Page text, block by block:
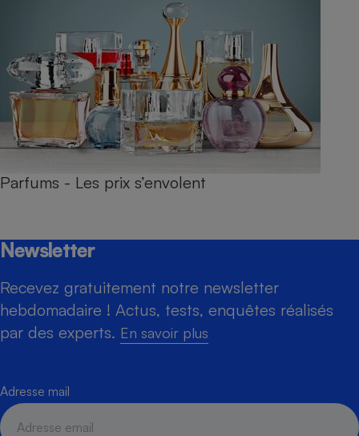
Parfums - Les prix s’envolent
Newsletter
Recevez gratuitement notre newsletter
hebdomadaire ! Actus, tests, enquêtes réalisés
par des experts. En savoir plus
Adresse mail